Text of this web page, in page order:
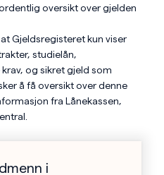
oversikt over gjelden
Gjeldsregisteret kun viser
studielån,
og sikret gjeld som
å få oversikt over denne
fra Lånekassen,
i